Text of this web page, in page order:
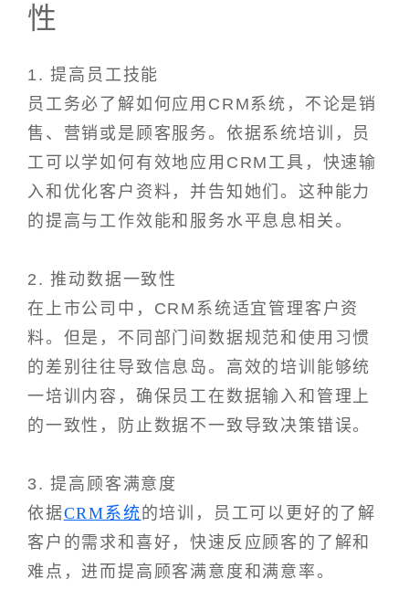
性
1. 提高员工技能
员工务必了解如何应用CRM系统，不论是销
售、营销或是顾客服务。依据系统培训，员
工可以学如何有效地应用CRM工具，快速输
入和优化客户资料，并告知她们。这种能力
的提高与工作效能和服务水平息息相关。
2. 推动数据一致性
在上市公司中，CRM系统适宜管理客户资
料。但是，不同部门间数据规范和使用习惯
的差别往往导致信息岛。高效的培训能够统
一培训内容，确保员工在数据输入和管理上
的一致性，防止数据不一致导致决策错误。
3. 提高顾客满意度
依据CRM系统 的培训，员工可以更好的了解
客户的需求和喜好，快速反应顾客的了解和
难点，进而提高顾客满意度和满意率。